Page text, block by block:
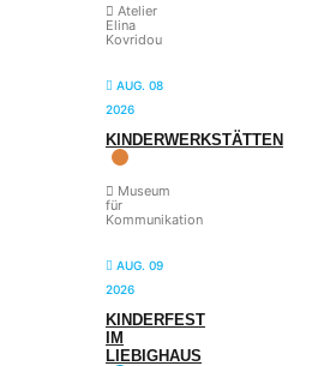
Atelier
Elina
Kovridou
AUG. 08
2026
KINDERWERKSTÄTTEN
Museum
für
Kommunikation
AUG. 09
2026
KINDERFEST
IM
LIEBIGHAUS